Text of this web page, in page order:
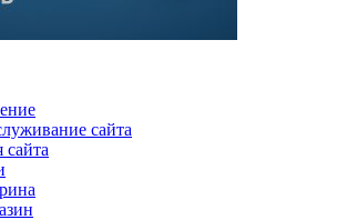
сайта